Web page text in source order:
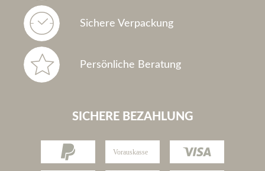
Sichere Verpackung
Persönliche Beratung
SICHERE BEZAHLUNG